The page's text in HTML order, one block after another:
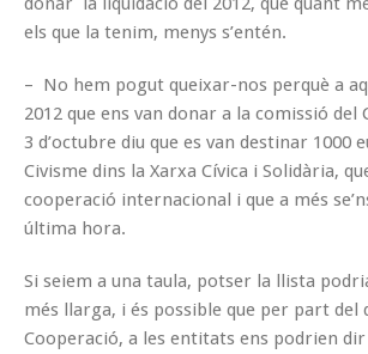
els que la tenim, menys s’entén.
– No hem pogut queixar-nos perquè a
2012 que ens van donar a la comissió del
3 d’octubre diu que es van destinar 1000
Civisme dins la Xarxa Cívica i Solidària,
cooperació internacional i que a més
última hora.
Si seiem a una taula, potser la llista
més llarga, i és possible que per part del
Cooperació, a les entitats ens podrien